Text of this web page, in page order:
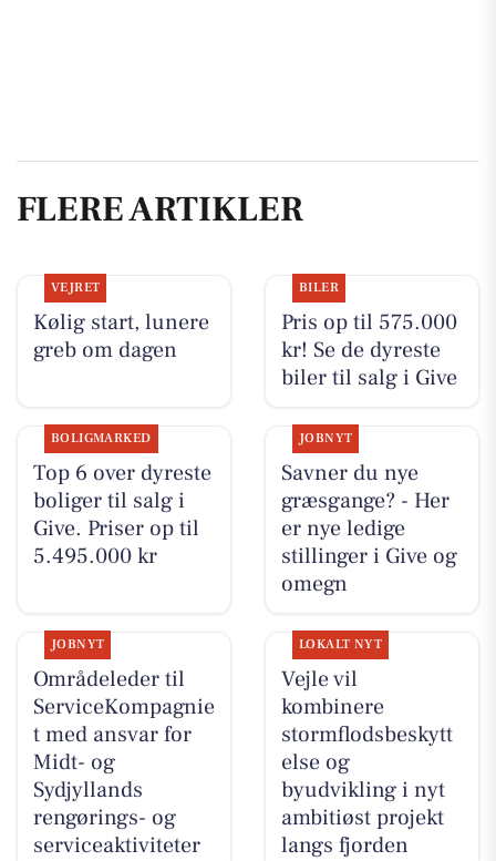
FLERE ARTIKLER
VEJRET
Kølig start, lunere
greb om dagen
BILER
Pris op til 575.000
kr! Se de dyreste
biler til salg i Give
BOLIGMARKED
Top 6 over dyreste
boliger til salg i
Give. Priser op til
5.495.000 kr
JOBNYT
Savner du nye
græsgange? - Her
er nye ledige
stillinger i Give og
omegn
JOBNYT
Områdeleder til
ServiceKompagnie
t med ansvar for
Midt- og
Sydjyllands
rengørings- og
serviceaktiviteter
LOKALT NYT
Vejle vil
kombinere
stormflodsbeskytt
else og
byudvikling i nyt
ambitiøst projekt
langs fjorden